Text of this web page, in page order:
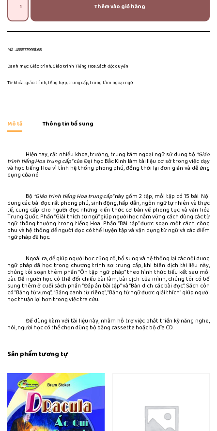
Thêm vào giỏ hàng
Mã:433877993b63
Danh mục:Giáo trình,Giáo trình Tiếng Hoa,Sách độc quyền
Từ khóa:giáo trình,tổng hợp,trung cấp,trung tâm ngoại ngữ
Mô tả Thông tin bổ sung
Hiện nay, rất nhiều khoa, trường, trung tâm ngoại ngữ sử dụng bộ “Giáo
trình tiếng Hoa trung cấp”của Đại học Bắc Kinh làm tài liệu cơ sở trong việc dạy
và học tiếng Hoa vì tính hệ thống phong phú, đồng thời lại đơn giản và dễ ứng
dụng của nó.
Bộ “Giáo trình tiếng Hoa trung cấp”này gồm 2 tập, mỗi tập có 15 bài. Nội
dung các bài đọc rất phong phú, sinh động, hấp dẫn, ngôn ngữ tự nhiên và thực
tế, cung cấp cho người đọc những kiến thức cơ bản về phong tục và văn hóa
Trung Quốc. Phần “Giải thích từ ngữ” giúp người học nắm vững cách dùng các từ
ngữ thông thường trong tiếng Hoa. Phần “Bài tập” được soạn một cách công
phu và hệ thống để người đọc có thể luyện tập và vận dụng từ ngữ và các điểm
ngữ pháp đã học.
Ngoài ra, để giúp người học củng cố, bổ sung và hệ thống lại các nội dung
ngữ pháp đã học trong chương trình sơ trung cấp, khi biên dịch tài liệu này,
chúng tôi soạn thêm phần “Ôn tập ngữ pháp” theo hình thức tiểu kết sau mỗi
bài. Để người học có thể đối chiếu bài làm, bài dịch của mình, chúng tôi có bổ
sung thêm ở cuối sách phần “Đáp án bài tập” và “Bản dịch các bài đọc”. Sách còn
có “Bảng từ vựng”, “Bảng danh từ riêng”, “Bảng từ ngữ được giải thích” giúp người
học thuận lợi hơn trong việc tra cứu.
Để dùng kèm với tài liệu này, nhằm hỗ trợ việc phát triển kỹ năng nghe,
nói, người học có thể chọn dùng bộ băng cassette hoặc bộ đĩa CD.
Sản phẩm tương tự